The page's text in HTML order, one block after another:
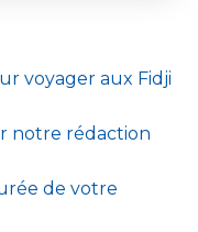
voyager aux Fidji
notre rédaction
de votre